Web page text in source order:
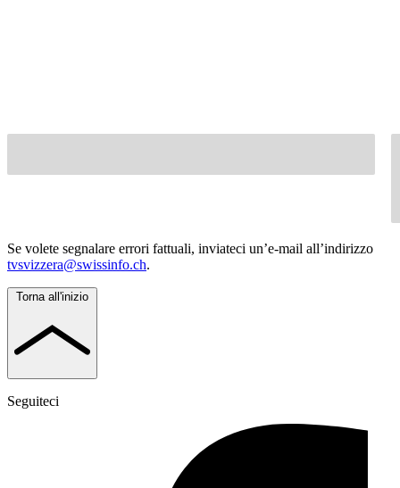
Se volete segnalare errori fattuali, inviateci un’e-mail all’indirizzo
tvsvizzera@swissinfo.ch.
Torna all'inizio
Seguiteci